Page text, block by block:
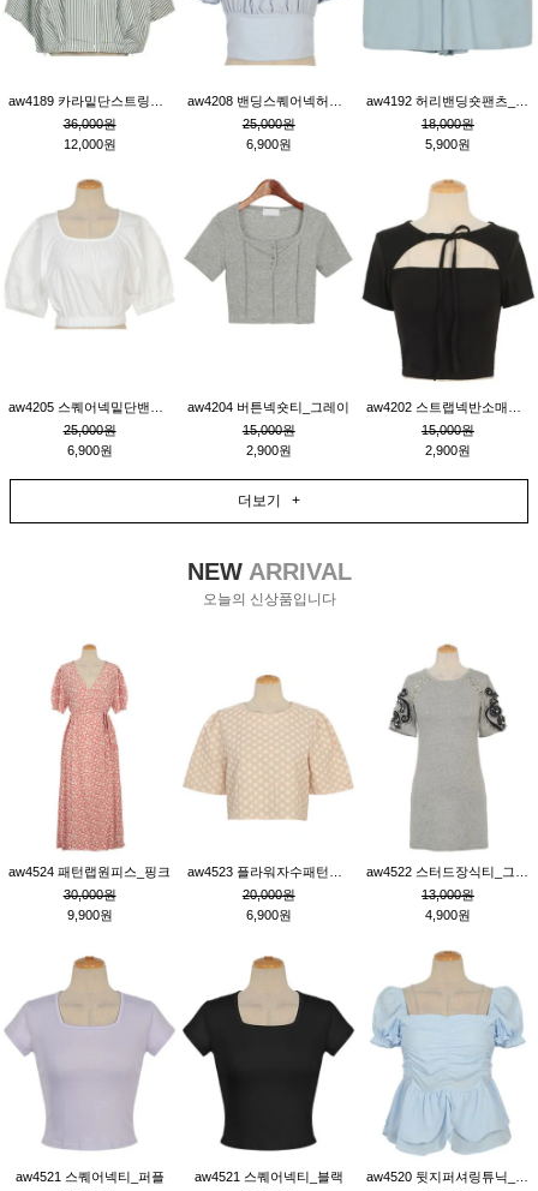
36,000원
12,000원
25,000원
6,900원
18,000원
5,900원
25,000원
6,900원
aw4204 버튼넥숏티_그레이
15,000원
2,900원
15,000원
2,900원
더보기 +
NEWARRIVAL
오늘의 신상품입니다
aw4524 패턴랩원피스_핑크
30,000원
9,900원
20,000원
6,900원
13,000원
4,900원
aw4521 스퀘어넥티_퍼플
aw4521 스퀘어넥티_블랙